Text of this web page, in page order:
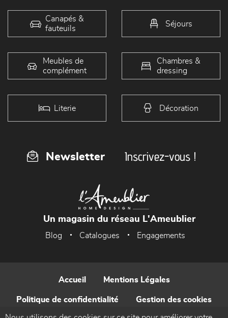
Canapés &
fauteuils
Séjours
Meubles de
complément
Chambres &
dressing
Literie Décoration
Newsletter Inscrivez-vous !
Un magasin du réseau L'Ameublier
Blog Catalogues Engagements
Accueil Mentions Légales
Politique de confidentialité Gestion des cookies